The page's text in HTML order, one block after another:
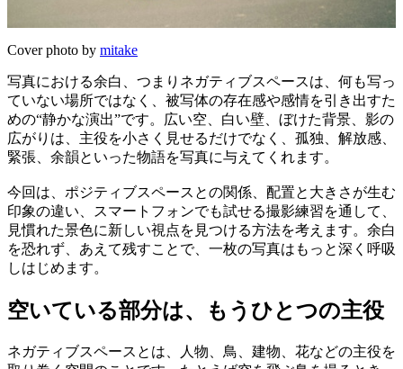
Cover photo by mitake
写真における余白、つまりネガティブスペースは、何も写っ
ていない場所ではなく、被写体の存在感や感情を引き出すた
めの“静かな演出”です。広い空、白い壁、ぼけた背景、影の
広がりは、主役を小さく見せるだけでなく、孤独、解放感、
緊張、余韻といった物語を写真に与えてくれます。
今回は、ポジティブスペースとの関係、配置と大きさが生む
印象の違い、スマートフォンでも試せる撮影練習を通して、
見慣れた景色に新しい視点を見つける方法を考えます。余白
を恐れず、あえて残すことで、一枚の写真はもっと深く呼吸
しはじめます。
空いている部分は、もうひとつの主役
ネガティブスペースとは、人物、鳥、建物、花などの主役を